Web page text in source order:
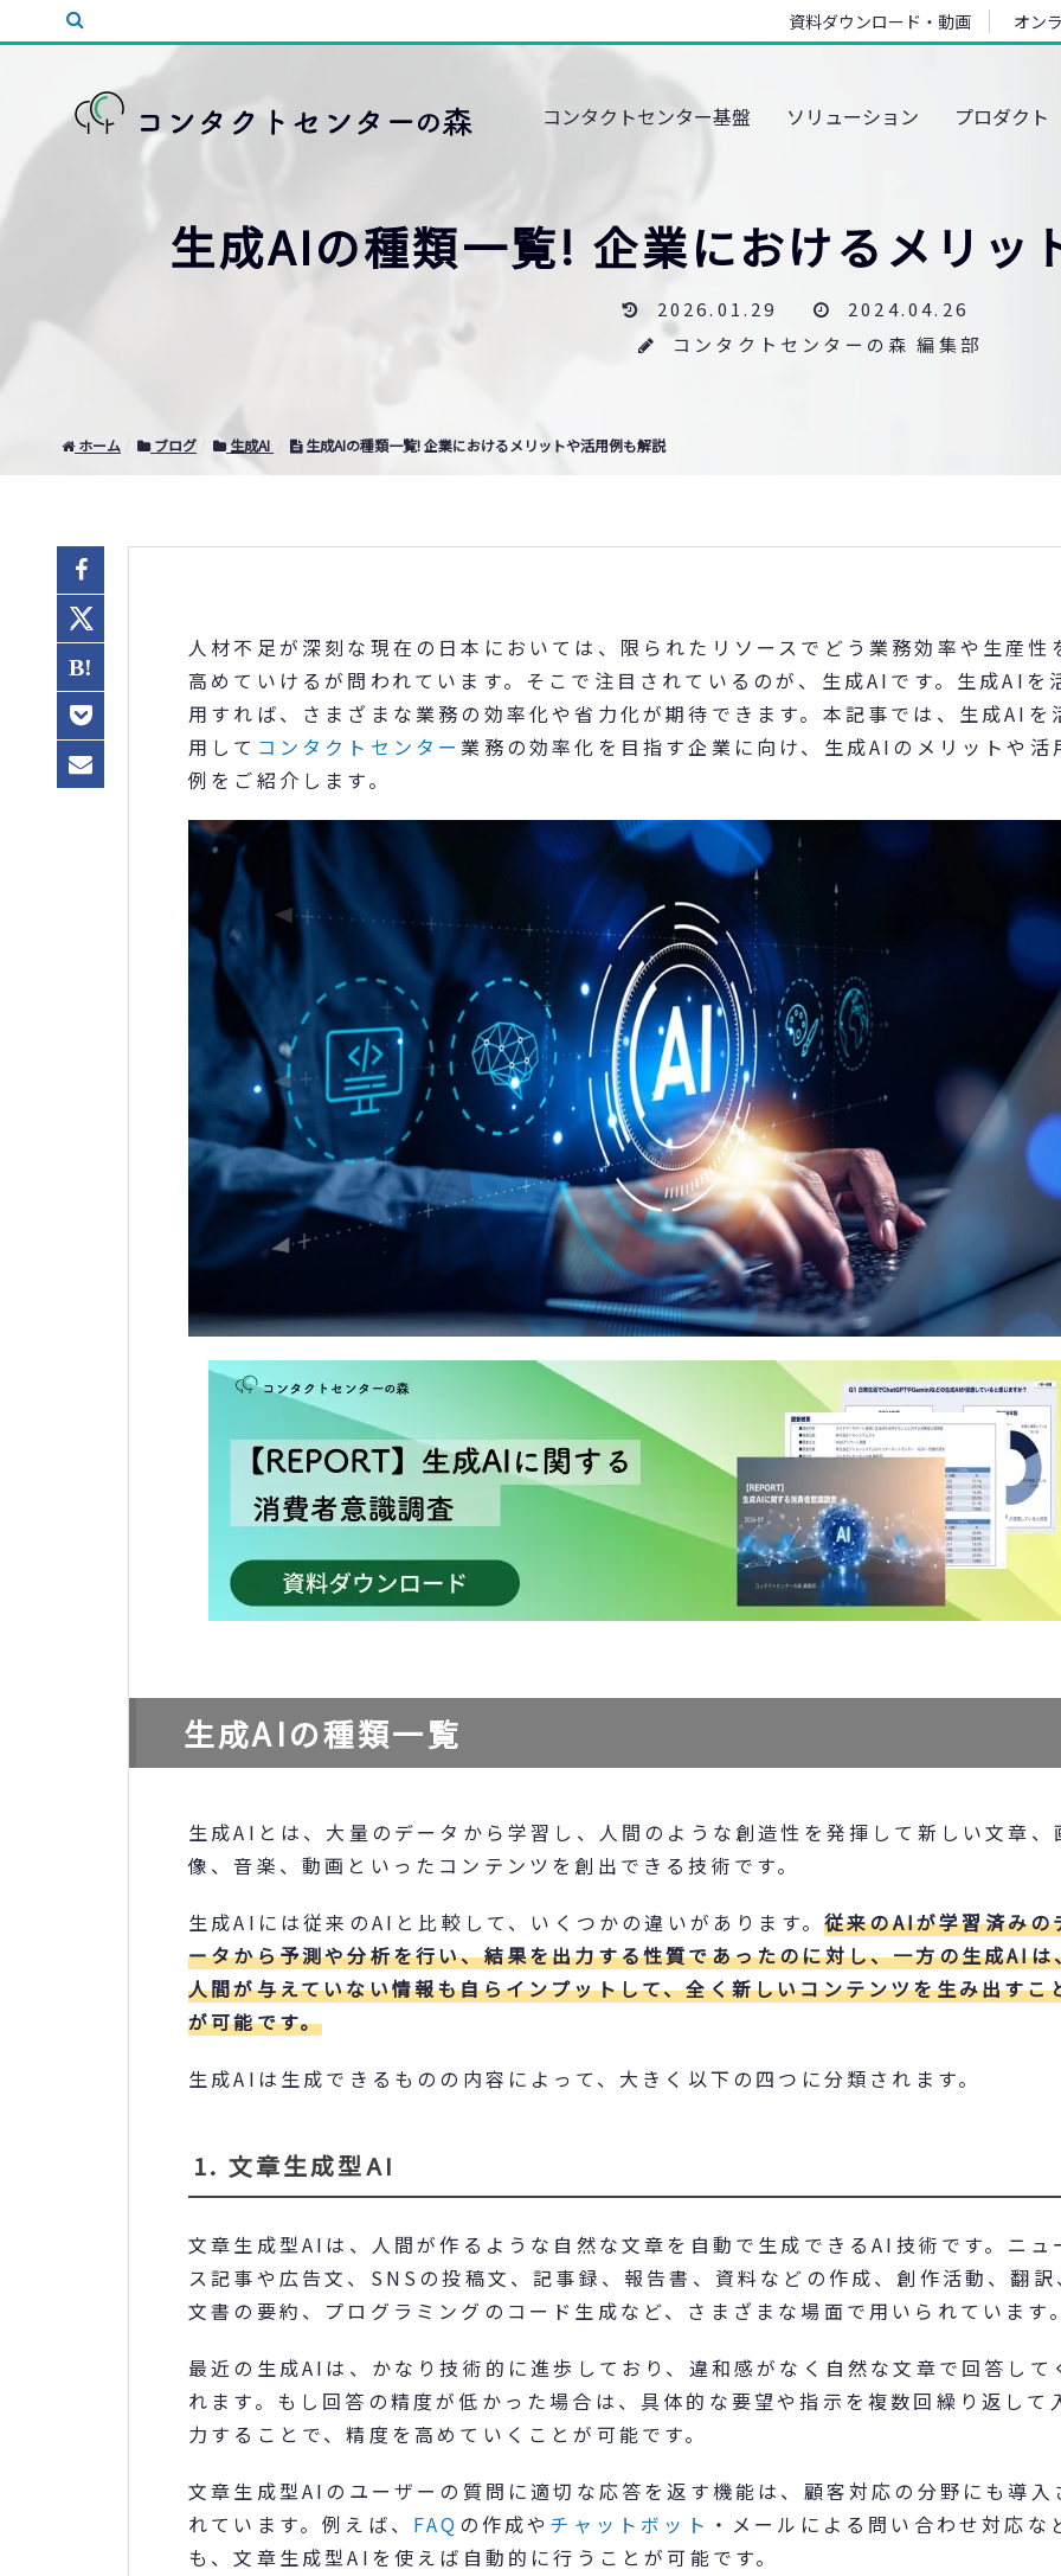
資料ダウンロード・動画 オン
コンタクトセンター基盤 ソリューション プロダクト
生成AIの種類一覧! 企業におけるメリッ
2026.01.29
2024.04.26
コンタクトセンターの森 編集部
ホーム ブログ 生成AI 生成AIの種類一覧! 企業におけるメリットや活用例も解説
人材不足が深刻な現在の日本においては、限られたリソースでどう業務効率や生産性
高めていけるが問われています。そこで注目されているのが、生成AIです。生成AIを
用すれば、さまざまな業務の効率化や省力化が期待できます。本記事では、生成AIを
用して コンタクトセンター業務の効率化を目指す企業に向け、生成AIのメリットや活
例をご紹介します。
生成AIの種類一覧
生成AIとは、大量のデータから学習し、人間のような創造性を発揮して新しい文章、
像、音楽、動画といったコンテンツを創出できる技術です。
生成AIには従来のAIと比較して、いくつかの違いがあります。 従来のAIが学習済みの
ータから予測や分析を行い、結果を出力する性質であったのに対し、一方の生成AIは
人間が与えていない情報も自らインプットして、全く新しいコンテンツを生み出すこ
が可能です。
生成AIは生成できるものの内容によって、大きく以下の四つに分類されます。
1. 文章生成型AI
文章生成型AIは、人間が作るような自然な文章を自動で生成できるAI技術です。ニュ
ス記事や広告文、SNSの投稿文、記事録、報告書、資料などの作成、創作活動、翻訳
文書の要約、プログラミングのコード生成など、さまざまな場面で用いられています。
最近の生成AIは、かなり技術的に進歩しており、違和感がなく自然な文章で回答して
れます。もし回答の精度が低かった場合は、具体的な要望や指示を複数回繰り返して
力することで、精度を高めていくことが可能です。
文章生成型AIのユーザーの質問に適切な応答を返す機能は、顧客対応の分野にも導入
れています。例えば、 FAQ の作成や チャットボット ・メールによる問い合わせ対応な
も、文章生成型AIを使えば自動的に行うことが可能です。